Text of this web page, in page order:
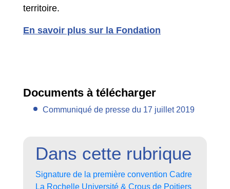
territoire.
En savoir plus sur la Fondation
Documents à télécharger
Communiqué de presse du 17 juillet 2019
Dans cette rubrique
Signature de la première convention Cadre
La Rochelle Université & Crous de Poitiers